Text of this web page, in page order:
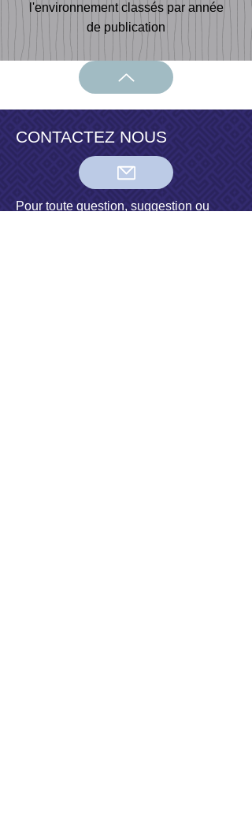
l'environnement classés par année
de publication
CONTACTEZ NOUS
Pour toute question, suggestion ou